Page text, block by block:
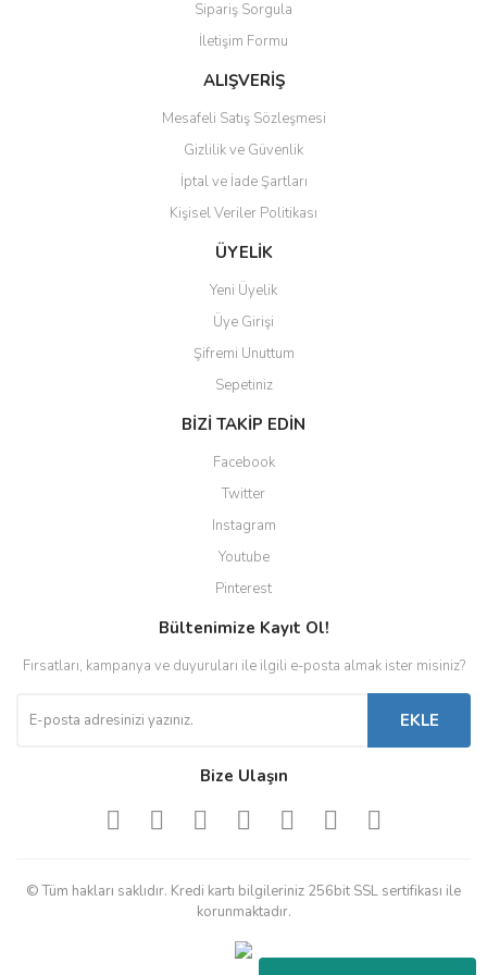
Ürün bilgilerinde hatalar bulunuyor.
Ürün fiyatı diğer sitelerden daha pahalı.
Bu ürüne benzer farklı alternatifler olmalı.
Gönder
Sipariş Sorgula
İletişim Formu
ALIŞVERİŞ
Mesafeli Satış Sözleşmesi
Gizlilik ve Güvenlik
İptal ve İade Şartları
Kişisel Veriler Politikası
ÜYELİK
Yeni Üyelik
Üye Girişi
Şifremi Unuttum
Sepetiniz
BİZİ TAKİP EDİN
Facebook
Twitter
Instagram
Youtube
Pinterest
Bültenimize Kayıt Ol!
Fırsatları, kampanya ve duyuruları ile ilgili e-posta almak ister misiniz?
EKLE
Bize Ulaşın
© Tüm hakları saklıdır. Kredi kartı bilgileriniz 256bit SSL sertifikası ile
korunmaktadır.